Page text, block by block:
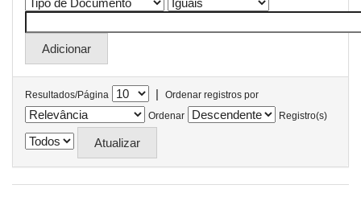
Resultados/Página |
Ordenar registros por
Ordenar
Registro(s)